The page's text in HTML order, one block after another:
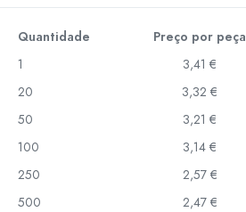
Quantidade Preço por peça
1
3,41 €
20
3,32 €
50
3,21 €
100
3,14 €
250
2,57 €
500
2,47 €